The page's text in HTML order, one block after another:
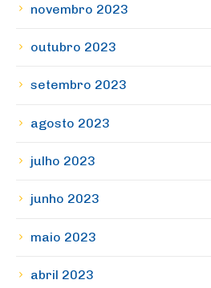
novembro 2023
outubro 2023
setembro 2023
agosto 2023
julho 2023
junho 2023
maio 2023
abril 2023